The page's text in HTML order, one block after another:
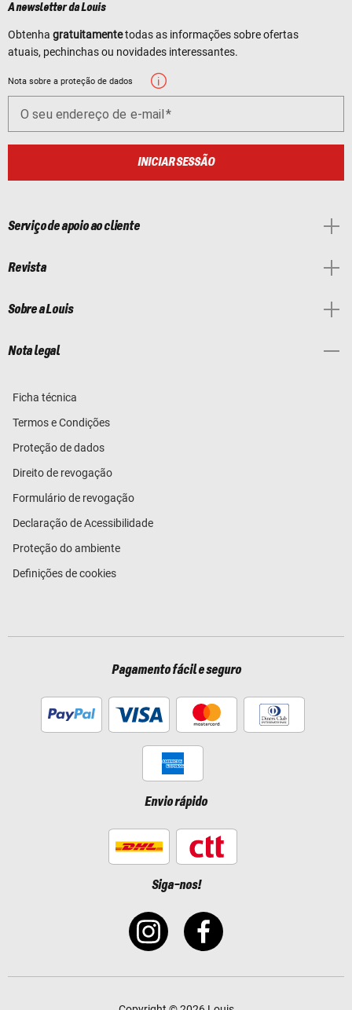
A newsletter da Louis
Obtenha gratuitamentetodas as informações sobre ofertas
atuais, pechinchas ou novidades interessantes.
Nota sobre a proteção de dados
O seu endereço de e-mail
INICIAR SESSÃO
Serviço de apoio ao cliente
Revista
Sobre a Louis
Nota legal
Ficha técnica
Termos e Condições
Proteção de dados
Direito de revogação
Formulário de revogação
Declaração de Acessibilidade
Proteção do ambiente
Definições de cookies
Pagamento fácil e seguro
Envio rápido
Siga-nos!